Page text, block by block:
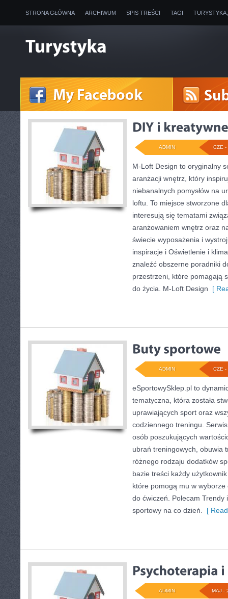
STRONA GŁÓWNA ARCHIWUM SPIS TREŚCI TAGI
CZE -
ADMIN
M-Loft Design to oryginalny
aranżacji wnętrz, który
niebanalnych pomysłów na
loftu. To miejsce stworzone
interesują się tematami
aranżowaniem wnętrz oraz
świecie wyposażenia i
inspiracje i Oświetlenie i
znaleźć obszerne poradniki
przestrzeni, które pomagają
do życia. M-Loft Design [
CZE -
ADMIN
eSportowySklep.pl to
tematyczna, która została
uprawiających sport oraz
codziennego treningu.
osób poszukujących
ubrań treningowych, obuwia
różnego rodzaju dodatków
bazie treści każdy
które pomogą mu w
do ćwiczeń. Polecam Trendy
sportowy na co dzień.
[
MAJ -
ADMIN